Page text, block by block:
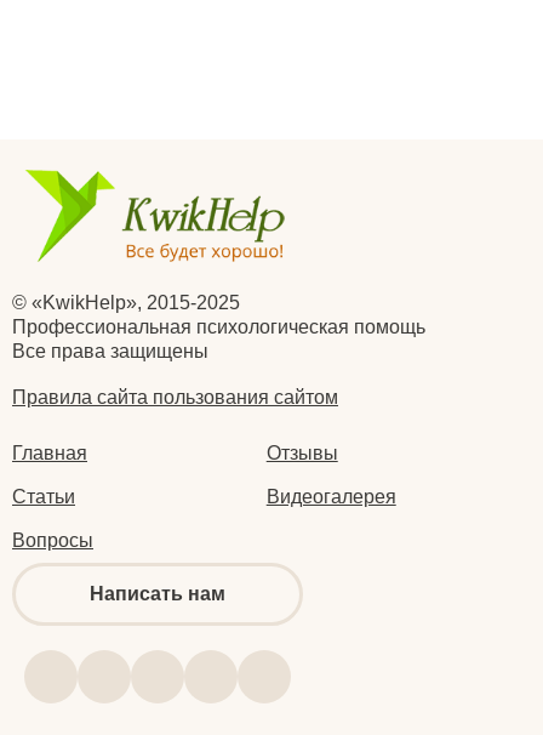
© «KwikHelp», 2015-2025
Профессиональная психологическая помощь
Все права защищены
Правила сайта пользования сайтом
Главная Отзывы
Статьи Видеогалерея
Вопросы
Написать нам